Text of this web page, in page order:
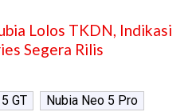
Lolos TKDN, Indikasi
Segera Rilis
GT
Nubia Neo 5 Pro